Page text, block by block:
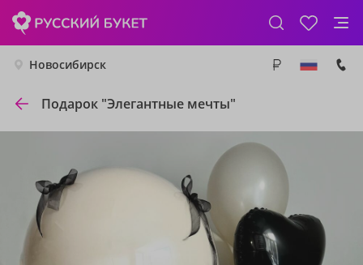
Новосибирск
Подарок "Элегантные мечты"